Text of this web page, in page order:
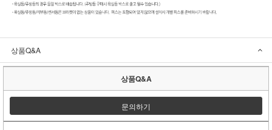
상품Q&A
상품Q&A
문의하기